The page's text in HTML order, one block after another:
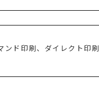
ド印刷、ダイレクト印刷